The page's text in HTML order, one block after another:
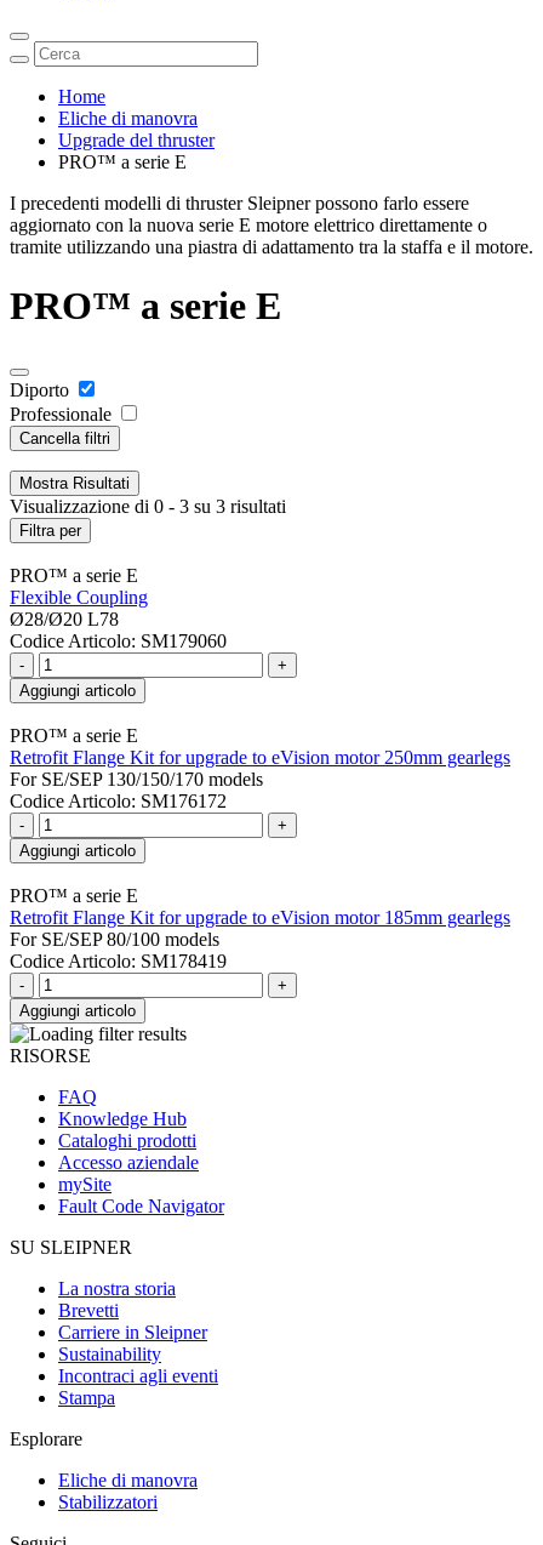
Home
Eliche di manovra
Upgrade del thruster
PRO™ a serie E
I precedenti modelli di thruster Sleipner possono farlo essere
aggiornato con la nuova serie E motore elettrico direttamente o
tramite utilizzando una piastra di adattamento tra la staffa e il motore.
PRO™ a serie E
Diporto
Professionale
Cancella filtri
Mostra Risultati
Visualizzazione di 0 - 3 su 3 risultati
Filtra per
PRO™ a serie E
Flexible Coupling
Ø28/Ø20 L78
Codice Articolo: SM179060
-
+
Aggiungi articolo
PRO™ a serie E
Retrofit Flange Kit for upgrade to eVision motor 250mm gearlegs
For SE/SEP 130/150/170 models
Codice Articolo: SM176172
-
+
Aggiungi articolo
PRO™ a serie E
Retrofit Flange Kit for upgrade to eVision motor 185mm gearlegs
For SE/SEP 80/100 models
Codice Articolo: SM178419
-
+
Aggiungi articolo
RISORSE
FAQ
Knowledge Hub
Cataloghi prodotti
Accesso aziendale
mySite
Fault Code Navigator
SU SLEIPNER
La nostra storia
Brevetti
Carriere in Sleipner
Sustainability
Incontraci agli eventi
Stampa
Esplorare
Eliche di manovra
Stabilizzatori